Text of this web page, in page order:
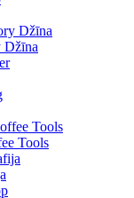
Džīna
Tools